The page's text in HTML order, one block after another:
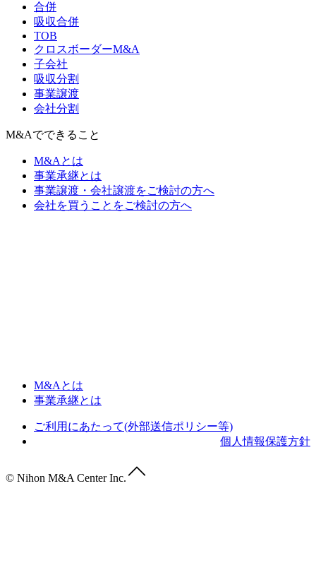
合併
吸収合併
TOB
クロスボーダーM&A
子会社
吸収分割
事業譲渡
会社分割
M&Aでできること
M&Aとは
事業承継とは
事業譲渡・会社譲渡をご検討の方へ
会社を買うことをご検討の方へ
M&Aとは
事業承継とは
ご利用にあたって(外部送信ポリシー等)
個人情報保護方針
© Nihon M&A Center Inc.